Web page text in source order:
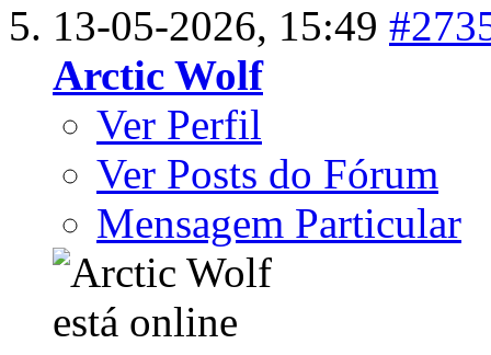
13-05-2026, 15:49
Arctic Wolf
Ver Perfil
Ver Posts do Fórum
Mensagem Particular